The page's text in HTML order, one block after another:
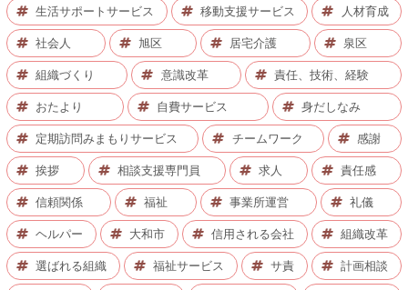
生活サポートサービス 移動支援サービス 人材育成
社会人 旭区 居宅介護 泉区
組織づくり 意識改革 責任、技術、経験
おたより 自費サービス 身だしなみ
定期訪問みまもりサービス チームワーク 感謝
挨拶 相談支援専門員 求人 責任感
信頼関係 福祉 事業所運営 礼儀
ヘルパー 大和市 信用される会社 組織改革
選ばれる組織 福祉サービス サ責 計画相談